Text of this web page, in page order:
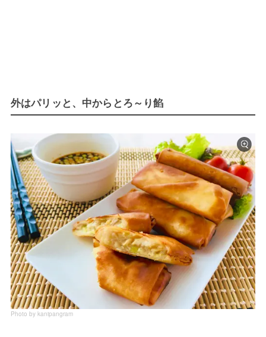
外はパリッと、中からとろ～り餡
Photo by kanipangram